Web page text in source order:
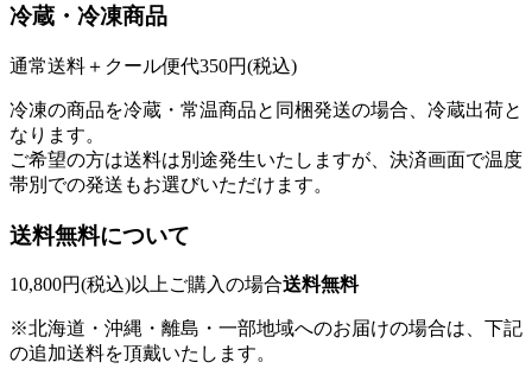
冷蔵・冷凍商品
通常送料＋クール便代350円(税込)
冷凍の商品を冷蔵・常温商品と同梱発送の場合、冷蔵出荷と
なります。
ご希望の方は送料は別途発生いたしますが、決済画面で温度
帯別での発送もお選びいただけます。
送料無料について
10,800円(税込)以上ご購入の場合送料無料
※北海道・沖縄・離島・一部地域へのお届けの場合は、下記
の追加送料を頂戴いたします。